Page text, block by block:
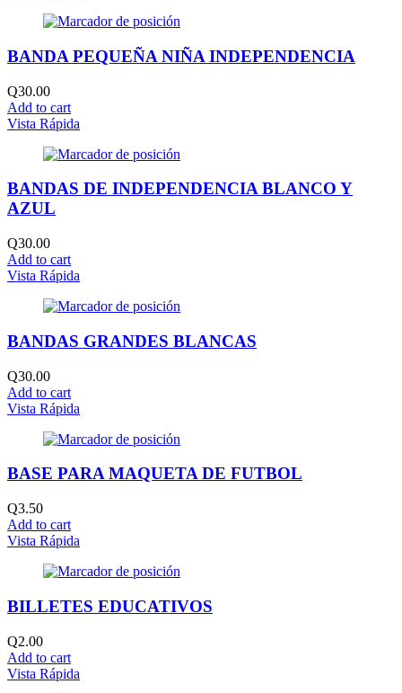
BANDA PEQUEÑA NIÑA INDEPENDENCIA
Q30.00
Add to cart
Vista Rápida
BANDAS DE INDEPENDENCIA BLANCO Y
AZUL
Q30.00
Add to cart
Vista Rápida
BANDAS GRANDES BLANCAS
Q30.00
Add to cart
Vista Rápida
BASE PARA MAQUETA DE FUTBOL
Q3.50
Add to cart
Vista Rápida
BILLETES EDUCATIVOS
Q2.00
Add to cart
Vista Rápida